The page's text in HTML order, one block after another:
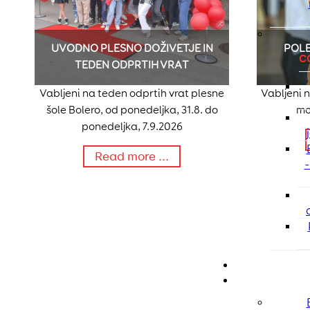
UVODNO PLESNO DOŽIVETJE IN
TEDEN ODPRTIH VRAT
Vabljeni na teden odprtih vrat plesne
šole Bolero, od ponedeljka, 31.8. do
ponedeljka, 7.9.2026
Read more ...
Vabljeni